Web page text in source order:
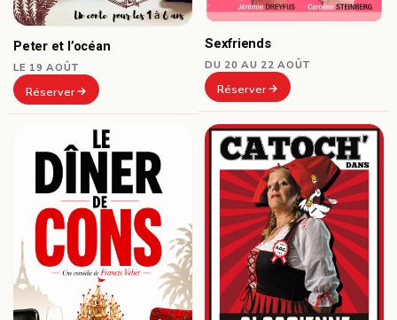
Peter et l’océan
LE 19 AOÛT
Réserver
Sexfriends
DU 20 AU 22 AOÛT
Réserver